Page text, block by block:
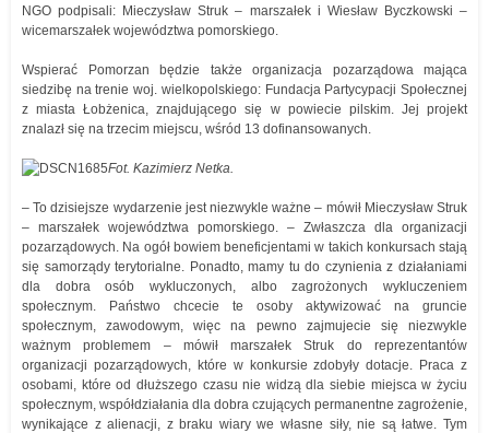
NGO podpisali: Mieczysław Struk – marszałek i Wiesław Byczkowski –
wicemarszałek województwa pomorskiego.
Wspierać Pomorzan będzie także organizacja pozarządowa mająca
siedzibę na trenie woj. wielkopolskiego: Fundacja Partycypacji Społecznej
z miasta Łobżenica, znajdującego się w powiecie pilskim. Jej projekt
znalazł się na trzecim miejscu, wśród 13 dofinansowanych.
Fot. Kazimierz Netka.
– To dzisiejsze wydarzenie jest niezwykle ważne – mówił Mieczysław Struk
– marszałek województwa pomorskiego. – Zwłaszcza dla organizacji
pozarządowych. Na ogół bowiem beneficjentami w takich konkursach stają
się samorządy terytorialne. Ponadto, mamy tu do czynienia z działaniami
dla dobra osób wykluczonych, albo zagrożonych wykluczeniem
społecznym. Państwo chcecie te osoby aktywizować na gruncie
społecznym, zawodowym, więc na pewno zajmujecie się niezwykle
ważnym problemem – mówił marszałek Struk do reprezentantów
organizacji pozarządowych, które w konkursie zdobyły dotacje. Praca z
osobami, które od dłuższego czasu nie widzą dla siebie miejsca w życiu
społecznym, współdziałania dla dobra czujących permanentne zagrożenie,
wynikające z alienacji, z braku wiary we własne siły, nie są łatwe. Tym